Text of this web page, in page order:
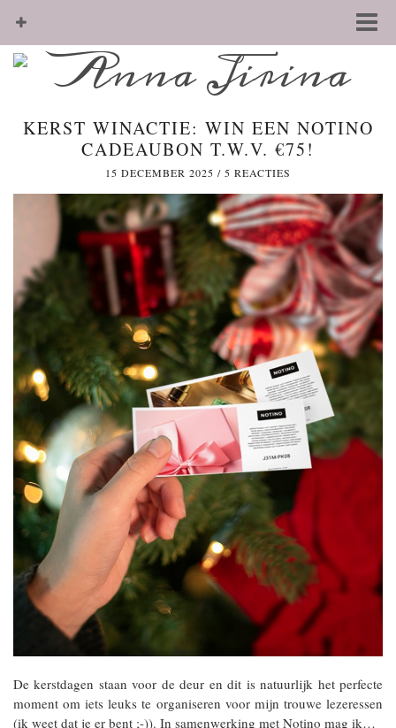
KERST WINACTIE: WIN EEN NOTINO
CADEAUBON T.W.V. €75!
15 DECEMBER 2025 / 5 REACTIES
De kerstdagen staan voor de deur en dit is natuurlijk het perfecte
moment om iets leuks te organiseren voor mijn trouwe lezeressen
(ik weet dat je er bent ;-)). In samenwerking met Notino mag ik…